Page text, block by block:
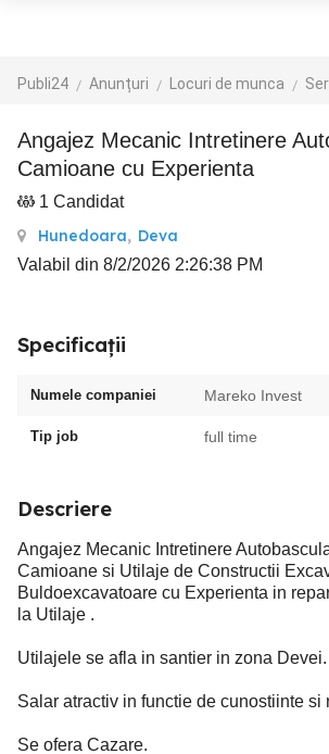
Publi24 Anunțuri Locuri de munca
Angajez Mecanic Intretinere Auto ,Utilaje ,
Camioane cu Experienta
1 Candidat
Hunedoara, Deva
Valabil din 8/2/2026 2:26:38 PM
Specificații
Numele companiei Mareko Invest
Tip job full time
Descriere
Angajez Mecanic Intretinere
Camioane si Utilaje de Constructii
Buldoexcavatoare cu Experienta in
la Utilaje .
Utilajele se afla in santier in zona Devei.
Salar atractiv in functie de cunostiinte si
Se ofera Cazare.